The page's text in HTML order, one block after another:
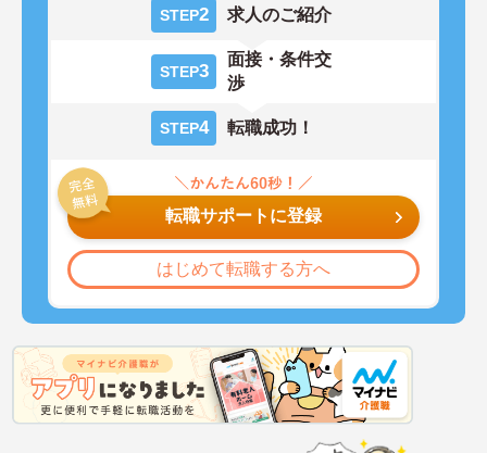
STEP2 求人のご紹介
STEP3
面接・条件交
渉
STEP4 転職成功！
転職サポートに登録
はじめて転職する方へ